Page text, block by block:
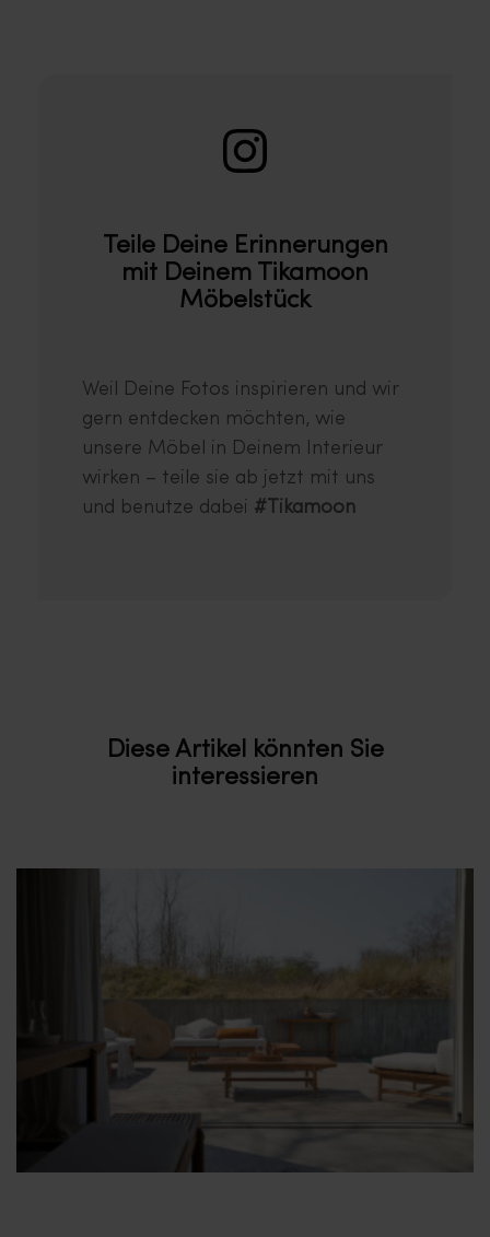
Teile Deine Erinnerungen
mit Deinem Tikamoon
Möbelstück
Weil Deine Fotos inspirieren und wir
gern entdecken möchten, wie
unsere Möbel in Deinem Interieur
wirken – teile sie ab jetzt mit uns
und benutze dabei #Tikamoon
Diese Artikel könnten Sie
interessieren